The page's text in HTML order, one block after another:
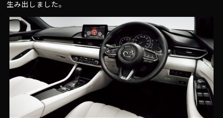
生み出しました。